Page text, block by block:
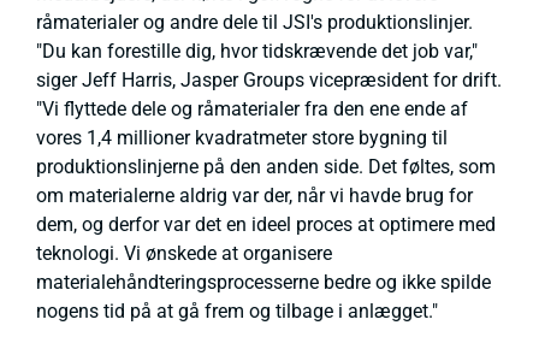
råmaterialer og andre dele til JSI's produktionslinjer.
"Du kan forestille dig, hvor tidskrævende det job var,"
siger Jeff Harris, Jasper Groups vicepræsident for drift.
"Vi flyttede dele og råmaterialer fra den ene ende af
vores 1,4 millioner kvadratmeter store bygning til
produktionslinjerne på den anden side. Det føltes, som
om materialerne aldrig var der, når vi havde brug for
dem, og derfor var det en ideel proces at optimere med
teknologi. Vi ønskede at organisere
materialehåndteringsprocesserne bedre og ikke spilde
nogens tid på at gå frem og tilbage i anlægget."